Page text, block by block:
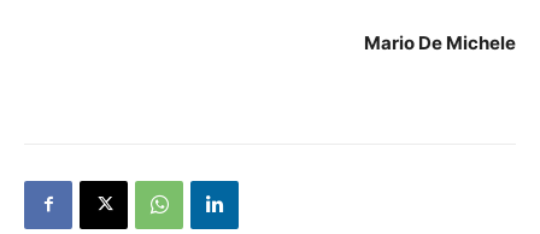
Mario De Michele